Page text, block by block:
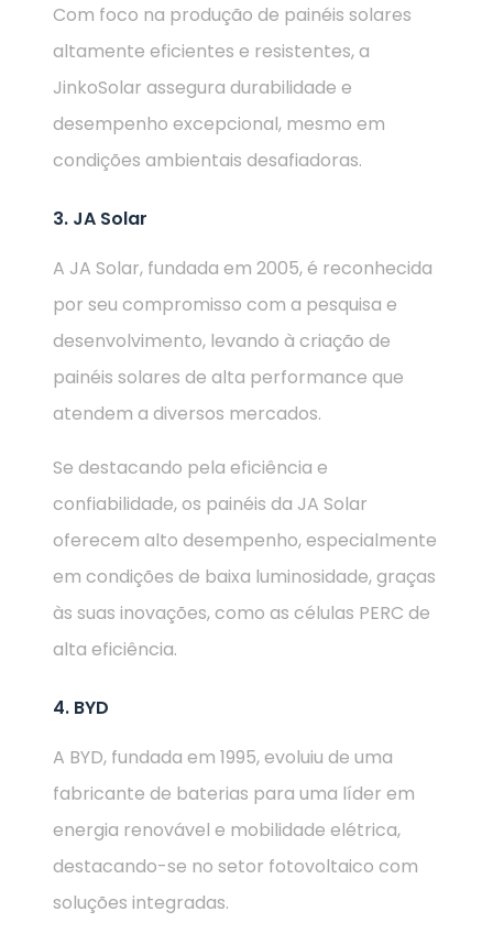
Com foco na produção de painéis solares
altamente eficientes e resistentes, a
JinkoSolar assegura durabilidade e
desempenho excepcional, mesmo em
condições ambientais desafiadoras.
3. JA Solar
A JA Solar, fundada em 2005, é reconhecida
por seu compromisso com a pesquisa e
desenvolvimento, levando à criação de
painéis solares de alta performance que
atendem a diversos mercados.
Se destacando pela eficiência e
confiabilidade, os painéis da JA Solar
oferecem alto desempenho, especialmente
em condições de baixa luminosidade, graças
às suas inovações, como as células PERC de
alta eficiência.
4. BYD
A BYD, fundada em 1995, evoluiu de uma
fabricante de baterias para uma líder em
energia renovável e mobilidade elétrica,
destacando-se no setor fotovoltaico com
soluções integradas.